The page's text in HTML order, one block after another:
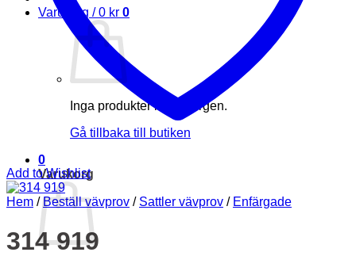
Varukorg /0 kr 0
Inga produkter i varukorgen.
Gå tillbaka till butiken
0
Varukorg
Add to Wishlist
Hem / Beställ vävprov / Sattler vävprov / Enfärgade
314 919